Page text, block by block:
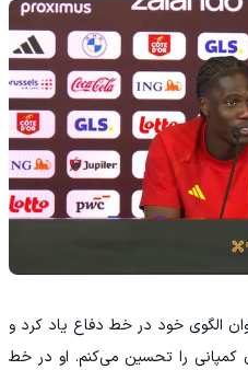
الگوی خود در خط دفاع یاد کرد و
را تحسین می‌کنم. او در خط